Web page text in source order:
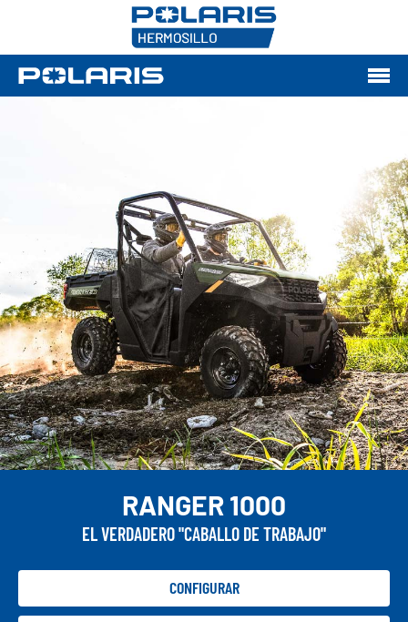
RANGER 1000
EL VERDADERO "CABALLO DE TRABAJO"
CONFIGURAR